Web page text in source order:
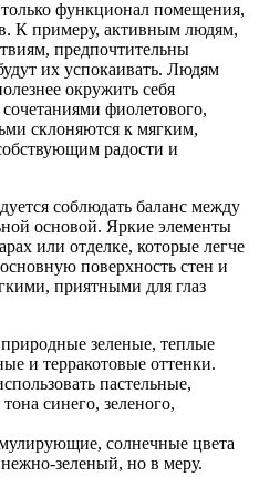
функционал помещения,
К примеру, активным людям,
предпочтительны
их успокаивать. Людям
окружить себя
фиолетового,
склоняются к мягким,
радости и
соблюдать баланс между
основой. Яркие элементы
или отделке, которые легче
поверхность стен и
приятными для глаз
зеленые, теплые
и терракотовые оттенки.
пастельные,
синего, зеленого,
солнечные цвета
зеленый, но в меру.